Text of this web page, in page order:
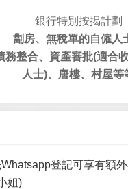
銀行特別按揭計劃
劏房、無稅單的自僱人
務整合、資產審批(適合
人士)、唐樓、村屋等
登記可享有額外
姐)